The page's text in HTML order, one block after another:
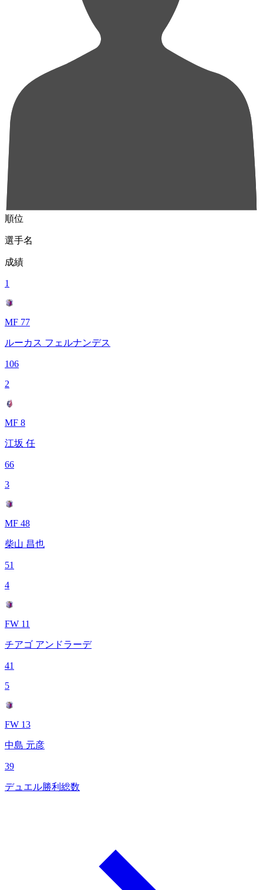
順位
選手名
成績
1
MF 77
ルーカス フェルナンデス
106
2
MF 8
江坂 任
66
3
MF 48
柴山 昌也
51
4
FW 11
チアゴ アンドラーデ
41
5
FW 13
中島 元彦
39
デュエル勝利総数